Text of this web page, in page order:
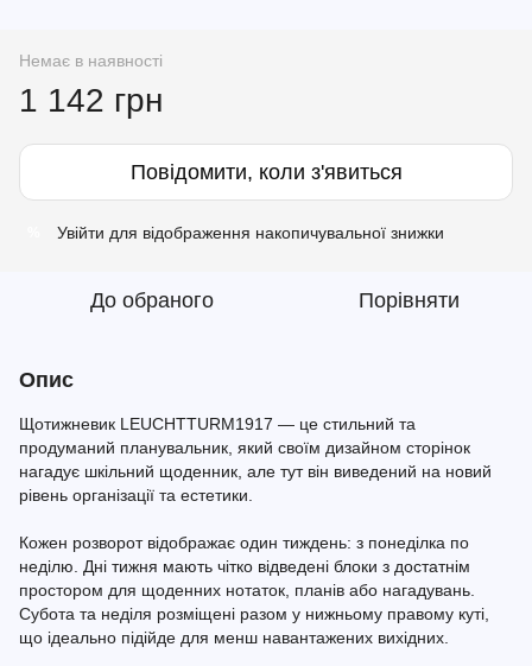
Немає в наявності
1 142 грн
Повідомити, коли з'явиться
Увійти для відображення накопичувальної знижки
До обраного Порівняти
Опис
Щотижневик LEUCHTTURM1917 — це стильний та
продуманий планувальник, який своїм дизайном сторінок
нагадує шкільний щоденник, але тут він виведений на новий
рівень організації та естетики.
Кожен розворот відображає один тиждень: з понеділка по
неділю. Дні тижня мають чітко відведені блоки з достатнім
простором для щоденних нотаток, планів або нагадувань.
Субота та неділя розміщені разом у нижньому правому куті,
що ідеально підійде для менш навантажених вихідних.